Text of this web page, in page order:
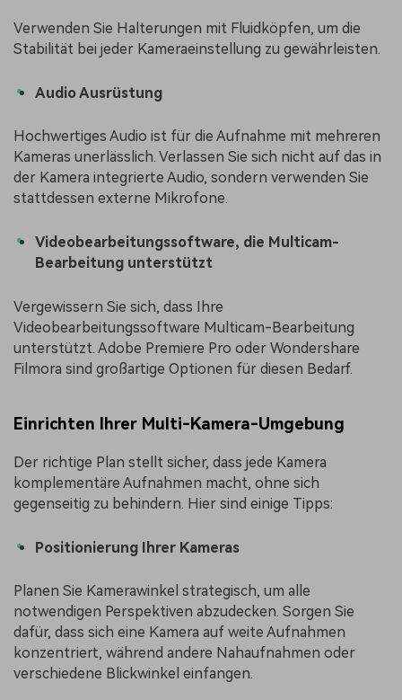
Verwenden Sie Halterungen mit Fluidköpfen, um die
Stabilität bei jeder Kameraeinstellung zu gewährleisten.
Audio Ausrüstung
Hochwertiges Audio ist für die Aufnahme mit mehreren
Kameras unerlässlich. Verlassen Sie sich nicht auf das in
der Kamera integrierte Audio, sondern verwenden Sie
stattdessen externe Mikrofone.
Videobearbeitungssoftware, die Multicam-
Bearbeitung unterstützt
Vergewissern Sie sich, dass Ihre
Videobearbeitungssoftware Multicam-Bearbeitung
unterstützt. Adobe Premiere Pro oder Wondershare
Filmora sind großartige Optionen für diesen Bedarf.
Einrichten Ihrer Multi-Kamera-Umgebung
Der richtige Plan stellt sicher, dass jede Kamera
komplementäre Aufnahmen macht, ohne sich
gegenseitig zu behindern. Hier sind einige Tipps:
Positionierung Ihrer Kameras
Planen Sie Kamerawinkel strategisch, um alle
notwendigen Perspektiven abzudecken. Sorgen Sie
dafür, dass sich eine Kamera auf weite Aufnahmen
konzentriert, während andere Nahaufnahmen oder
verschiedene Blickwinkel einfangen.